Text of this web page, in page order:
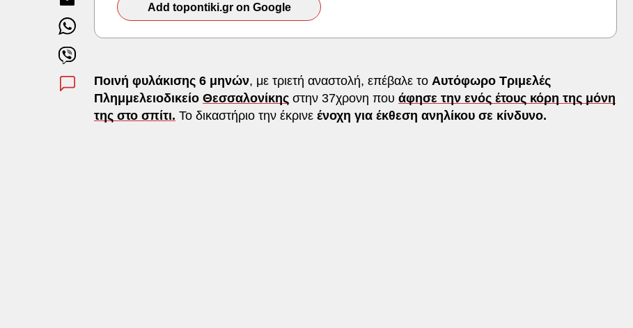
Add topontiki.gr on Google
Ποινή φυλάκισης 6 μηνών, με τριετή αναστολή, επέβαλε το Αυτόφωρο Τριμελές
Πλημμελειοδικείο Θεσσαλονίκης στην 37χρονη που άφησε την ενός έτους κόρη της μόνη
της στο σπίτι. Το δικαστήριο την έκρινε ένοχη για έκθεση ανηλίκου σε κίνδυνο.